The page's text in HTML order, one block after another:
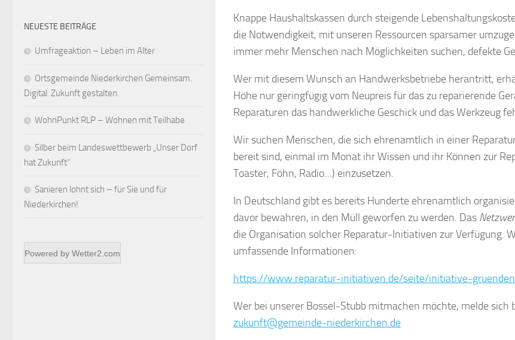
Knappe Haushaltskassen durch steigende
die Notwendigkeit, mit unseren Ressourcen sparsamer
immer mehr Menschen nach Möglichkeiten suchen, defekte
Wer mit diesem Wunsch an Handwerksbetriebe herantritt,
Höhe nur geringfügig vom Neupreis für das zu reparierende
Reparaturen das handwerkliche Geschick und das Werkzeug
Wir suchen Menschen, die sich ehrenamtlich in einer
bereit sind, einmal im Monat ihr Wissen und ihr Können zur
Toaster, Föhn, Radio…) einzusetzen.
In Deutschland gibt es bereits Hunderte ehrenamtlich
davor bewahren, in den Müll geworfen zu werden. Das
die Organisation solcher Reparatur-Initiativen zur Verfügung.
umfassende Informationen:
https://www.reparatur-initiativen.de/seite/initiative-gruenden
Wer bei unserer Bossel-Stubb mitmachen möchte, melde
zukunft@gemeinde-niederkirchen.de
NEUESTE BEITRÄGE
Umfrageaktion – Leben im Alter
Ortsgemeinde Niederkirchen Gemeinsam.
Digital. Zukunft gestalten.
WohnPunkt RLP – Wohnen mit Teilhabe
Silber beim Landeswettbewerb „Unser Dorf
hat Zukunft“
Sanieren lohnt sich – für Sie und für
Niederkirchen!
Powered by Wetter2.com